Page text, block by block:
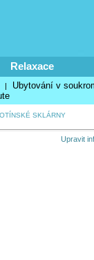
Relaxace
| Ubytování v
SKLÁRNY
Upravit